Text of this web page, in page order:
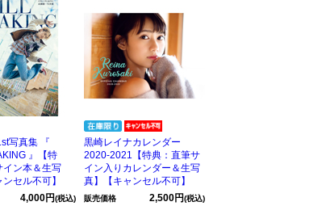
写真集 『
』【特
イン本＆生写
セル不可】
4,000円(税込)
黒崎レイナカレンダー
2020-2021【特典：直筆サ
イン入りカレンダー＆生写
真】【キャンセル不可】
販売価格 2,500円(税込)